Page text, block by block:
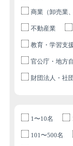
商業（卸売業
不動産業
教育・学習支
官公庁・地方
財団法人・社
1〜10名
101〜500名